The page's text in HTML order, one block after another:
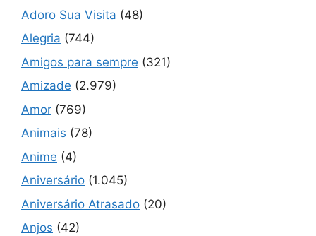
Adoro Sua Visita (48)
Alegria (744)
Amigos para sempre (321)
Amizade (2.979)
Amor (769)
Animais (78)
Anime (4)
Aniversário (1.045)
Aniversário Atrasado (20)
Anjos (42)